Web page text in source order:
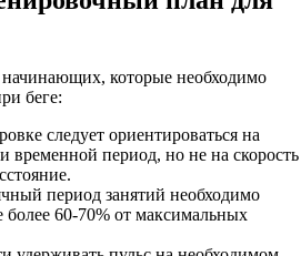
которые необходимо
беге:
следует ориентироваться на
временной период, но не на скорость
период занятий необходимо
более 60-70% от максимальных